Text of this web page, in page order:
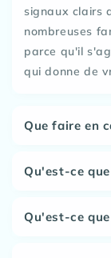
signaux clairs
nombreuses
parce qu'il
qui donne de
Que faire en
Qu'est-ce
Qu'est-ce